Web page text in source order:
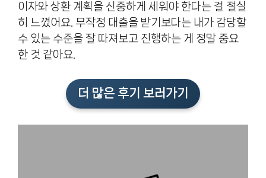
이자와 상환 계획을 신중하게 세워야 한다는 걸 절실
히 느꼈어요. 무작정 대출을 받기보다는 내가 감당할
수 있는 수준을 잘 따져보고 진행하는 게 정말 중요
한 것 같아요.
더 많은 후기 보러가기